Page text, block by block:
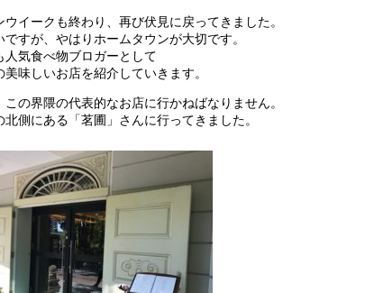
ウイークも終わり、再び伏見に戻ってきました。
ですが、やはりホームタウンが大切です。
人気食べ物ブロガーとして
美味しいお店を紹介していきます。
この界隈の代表的なお店に行かねばなりません。
北側にある「茗圃」さんに行ってきました。